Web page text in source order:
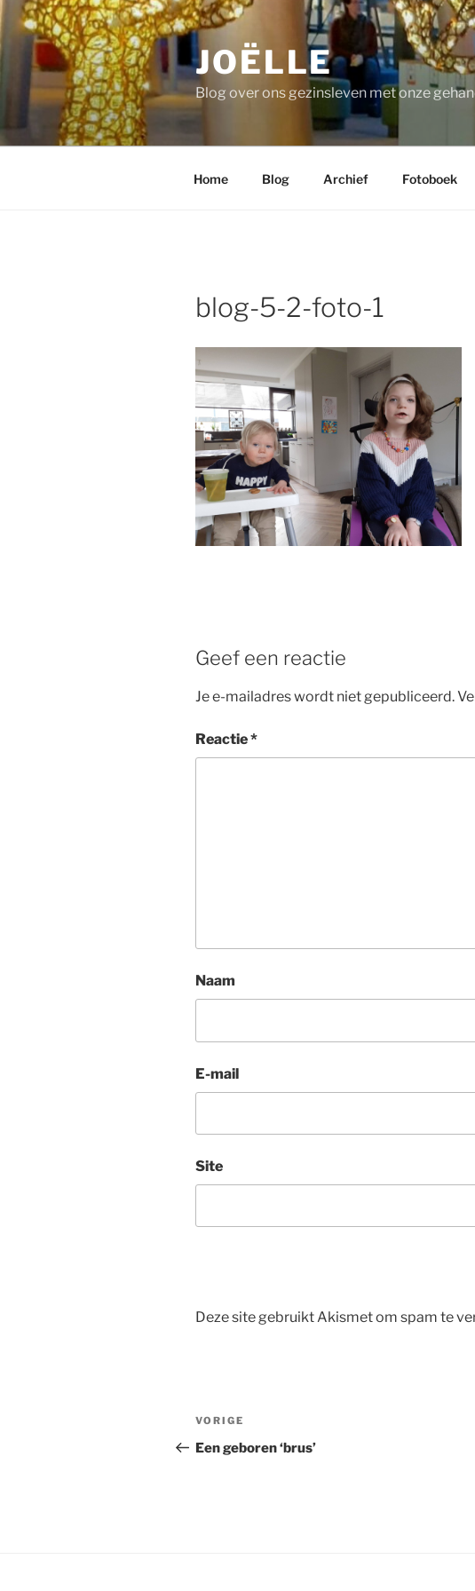
Ga
naar
de
inhoud
JOËLLE
Blog over ons gezinsleven met onze
Home Blog Archief Fotoboek
blog-5-2-foto-1
Geef een reactie
Je e-mailadres wordt niet gepubliceerd.
Reactie*
Naam
E-mail
Site
Deze site gebruikt Akismet om spam te
Bericht
navigatie
Vorig
bericht
VORIGE
Een geboren ‘brus’